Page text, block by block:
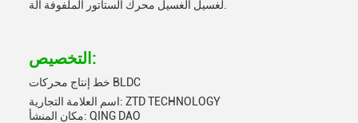
التخصيص:
خط إنتاج محركات BLDC
اسم العلامة التجارية: ZTD TECHNOLOGY
مكان المنشأ: QING DAO